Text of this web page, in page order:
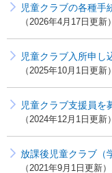
児童クラブの各種手
2026年4月17日更新
児童クラブ入所申し
2025年10月1日更新
児童クラブ支援員を
2024年12月1日更新
放課後児童クラブ（
2021年9月1日更新